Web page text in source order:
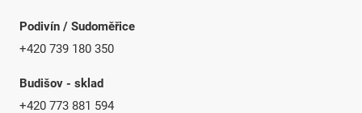
Podivín / Sudoměřice
+420 739 180 350
Budišov - sklad
+420 773 881 594